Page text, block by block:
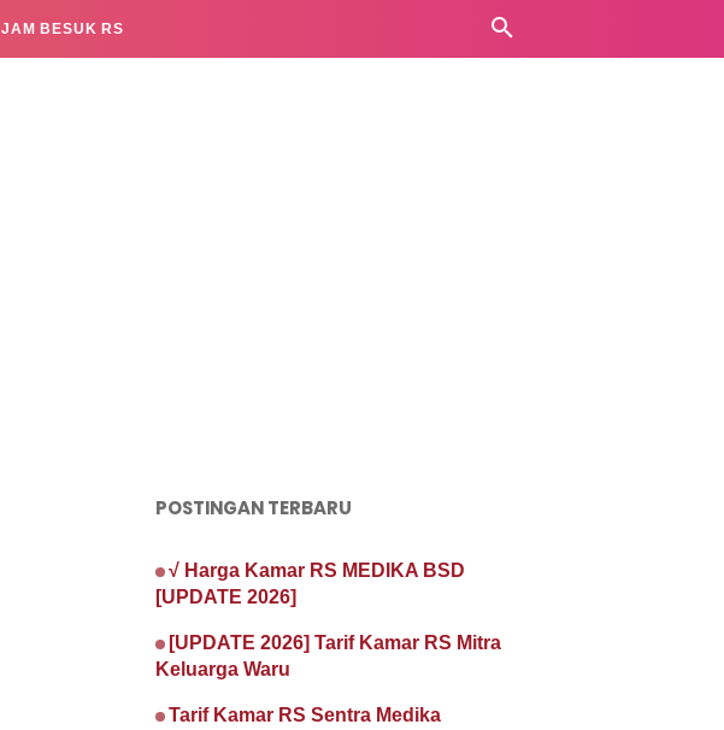
JAM BESUK RS
POSTINGAN TERBARU
√ Harga Kamar RS MEDIKA BSD
[UPDATE 2026]
[UPDATE 2026] Tarif Kamar RS Mitra
Keluarga Waru
Tarif Kamar RS Sentra Medika